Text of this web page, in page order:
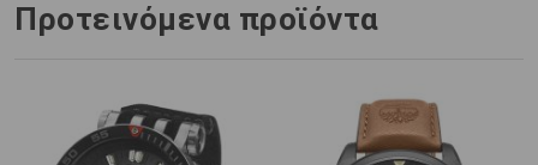
Προτεινόμενα προϊόντα